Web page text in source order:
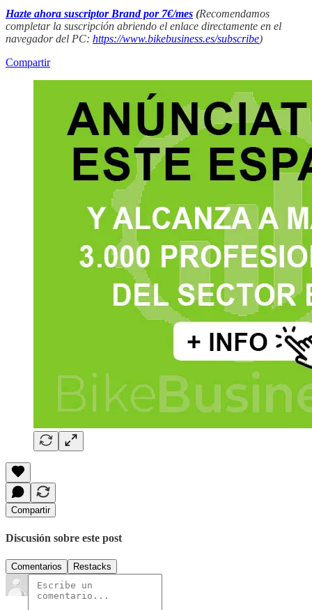
Hazte ahora suscriptor Brand por 7€/mes (Recomendamos
completar la suscripción abriendo el enlace directamente en el
navegador del PC: https://www.bikebusiness.es/subscribe)
Compartir
Compartir
Discusión sobre este post
Comentarios Restacks